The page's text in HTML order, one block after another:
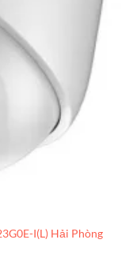
I(L) Hải Phòng